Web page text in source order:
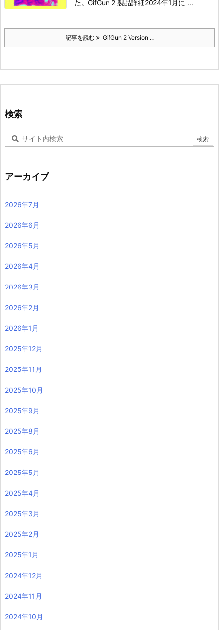
た。 GifGun 2 製品詳細2024年1月に ...
記事を読む GifGun 2 Version ...
検索
アーカイブ
2026年7月
2026年6月
2026年5月
2026年4月
2026年3月
2026年2月
2026年1月
2025年12月
2025年11月
2025年10月
2025年9月
2025年8月
2025年6月
2025年5月
2025年4月
2025年3月
2025年2月
2025年1月
2024年12月
2024年11月
2024年10月